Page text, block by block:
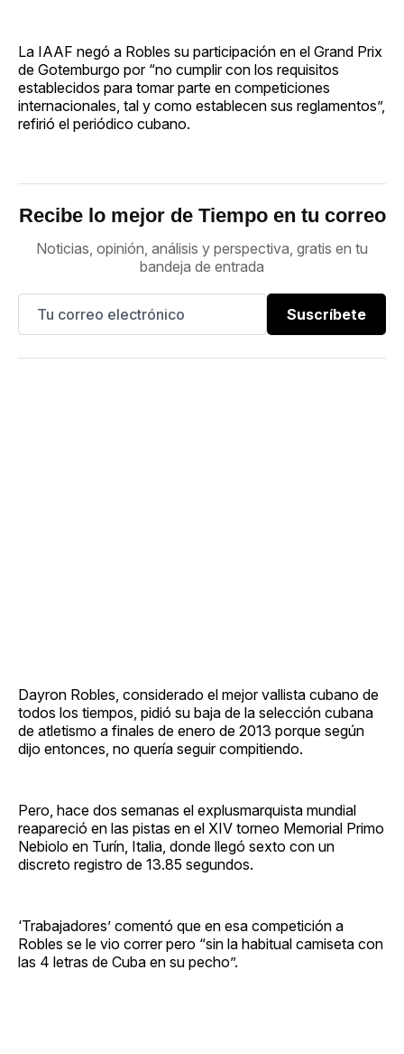
La IAAF negó a Robles su participación en el Grand Prix
de Gotemburgo por “no cumplir con los requisitos
establecidos para tomar parte en competiciones
internacionales, tal y como establecen sus reglamentos”,
refirió el periódico cubano.
Recibe lo mejor de Tiempo en tu correo
Noticias, opinión, análisis y perspectiva, gratis en tu
bandeja de entrada
Suscríbete
Dayron Robles, considerado el mejor vallista cubano de
todos los tiempos, pidió su baja de la selección cubana
de atletismo a finales de enero de 2013 porque según
dijo entonces, no quería seguir compitiendo.
Pero, hace dos semanas el explusmarquista mundial
reapareció en las pistas en el XIV torneo Memorial Primo
Nebiolo en Turín, Italia, donde llegó sexto con un
discreto registro de 13.85 segundos.
‘Trabajadores’ comentó que en esa competición a
Robles se le vio correr pero “sin la habitual camiseta con
las 4 letras de Cuba en su pecho”.